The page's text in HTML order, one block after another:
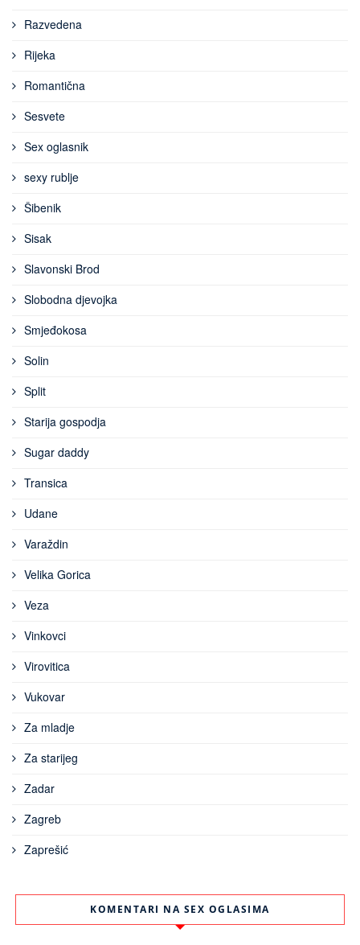
Razvedena
Rijeka
Romantična
Sesvete
Sex oglasnik
sexy rublje
Šibenik
Sisak
Slavonski Brod
Slobodna djevojka
Smjeđokosa
Solin
Split
Starija gospodja
Sugar daddy
Transica
Udane
Varaždin
Velika Gorica
Veza
Vinkovci
Virovitica
Vukovar
Za mladje
Za starijeg
Zadar
Zagreb
Zaprešić
KOMENTARI NA SEX OGLASIMA